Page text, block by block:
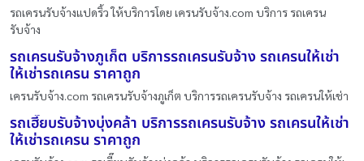
รถเครนรับจ้างแปดริ้ว ให้บริการโดย เครนรับจ้าง.com บริการ รถเครน
รับจ้าง
รถเครนรับจ้างภูเก็ต บริการรถเครนรับจ้าง รถเครนให้เช่า
ให้เช่ารถเครน ราคาถูก
เครนรับจ้าง.com รถเครนรับจ้างภูเก็ต บริการรถเครนรับจ้าง รถเครนให้เช่า
รถเฮี๊ยบรับจ้างบุ่งคล้า บริการรถเครนรับจ้าง รถเครนให้เช่า
ให้เช่ารถเครน ราคาถูก